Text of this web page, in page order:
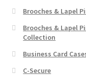
Brooches & Lapel
Brooches & Lapel
Collection
Business Card
C-Secure